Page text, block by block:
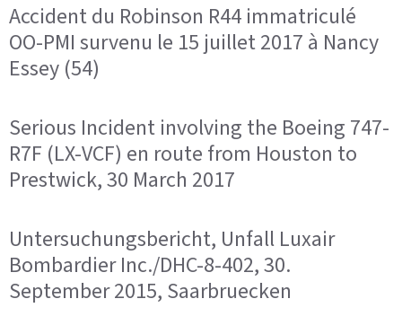
Accident du Robinson R44 immatriculé
OO-PMI survenu le 15 juillet 2017 à Nancy
Essey (54)
Serious Incident involving the Boeing 747-
R7F (LX-VCF) en route from Houston to
Prestwick, 30 March 2017
Untersuchungsbericht, Unfall Luxair
Bombardier Inc./DHC-8-402, 30.
September 2015, Saarbruecken